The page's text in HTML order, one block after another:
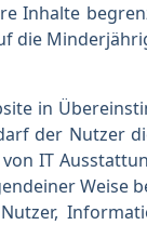
Inhalte
die
in
der Nutzer
IT
Weise